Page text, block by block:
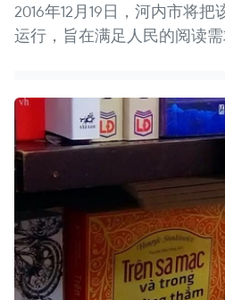
2016年12月19日，河内市将
运行，旨在满足人民的阅读需